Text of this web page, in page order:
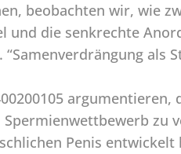
beobachten wir, wie
und die senkrechte
argumentieren,
zu
Penis